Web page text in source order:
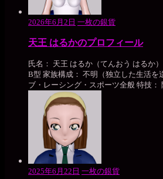
2026年6月2日 一枚の銀貨
天王 はるかのプロフィール
氏名： 天王 はるか（てんおう はるか
B型 家族構成： 不明（独立した生活を
ブ・レーシング・スポーツ全般 特技：
2025年6月22日 一枚の銀貨